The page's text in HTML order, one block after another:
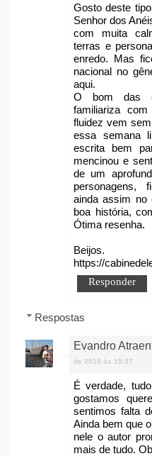
Gosto deste
Senhor dos
com muita
terras e
enredo. Mas
nacional no
aqui.
O bom das
familiariza
fluidez vem
essa semana
escrita bem
mencinou e
de um
personagens,
ainda assim no
boa história,
Ótima resenha.
Beijos.
https://
Responder
Respostas
Evandro
de 2018 às 15:37
É verdade,
gostamos
sentimos falta
Ainda bem que
nele o autor
mais de tudo.